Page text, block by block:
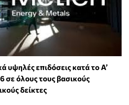
υψηλές επιδόσεις κατά το Α’
σε όλους τους βασικούς
δείκτες